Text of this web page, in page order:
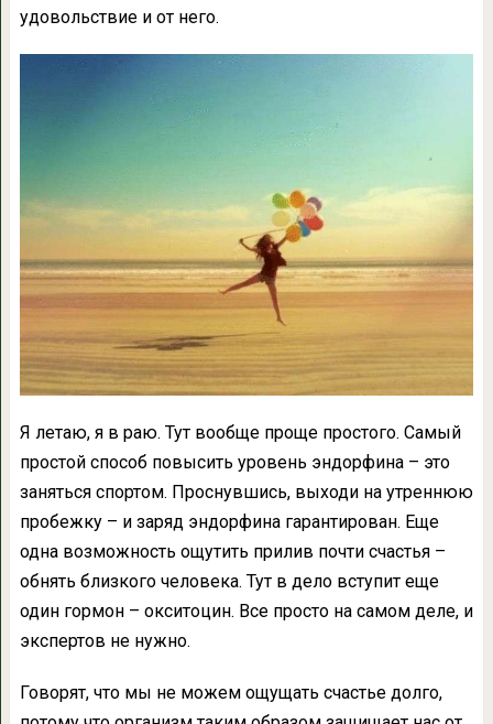
удовольствие и от него.
Я летаю, я в раю. Тут вообще проще простого. Самый
простой способ повысить уровень эндорфина – это
заняться спортом. Проснувшись, выходи на утреннюю
пробежку – и заряд эндорфина гарантирован. Еще
одна возможность ощутить прилив почти счастья –
обнять близкого человека. Тут в дело вступит еще
один гормон – окситоцин. Все просто на самом деле, и
экспертов не нужно.
Говорят, что мы не можем ощущать счастье долго,